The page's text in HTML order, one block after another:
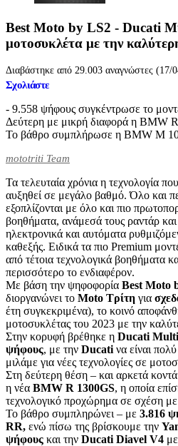
Best Moto by LS2 - Ducati
μοτοσυκλέτα με την
Διαβάστηκε από 29.003 αναγνώστες (17/
Σχολιάστε
- 9.558 ψήφους συγκέντρωσε το
Δεύτερη με μικρή διαφορά η BMW
Το βάθρο συμπλήρωσε η BMW M
mototriti Team
Τα τελευταία χρόνια η τεχνολογία
αυξηθεί σε μεγάλο βαθμό. Όλο και
εξοπλίζονται με όλο και πιο
βοηθήματα, ανάμεσά τους ραντάρ
ηλεκτρονικά και αυτόματα
καθεξής. Ειδικά τα πιο Premium
από τέτοια τεχνολογικά βοηθήματα
περισσότερο το ενδιαφέρον.
Με βάση την ψηφοφορία Best Moto
διοργανώνει το Moto Τρίτη για
έτη συγκεκριμένα), το κοινό
μοτοσυκλέτας του 2023 με την
Στην κορυφή βρέθηκε η Ducati
ψήφους, με την Ducati να είναι
μιλάμε για νέες τεχνολογίες σε
Στη δεύτερη θέση – και αρκετά
η νέα BMW R 1300GS, η οποία
τεχνολογικό προχώρημα σε σχέση
Το βάθρο συμπληρώνει – με 3.816
RR, ενώ πίσω της βρίσκουμε την
ψήφους και την Ducati Diavel V4 με